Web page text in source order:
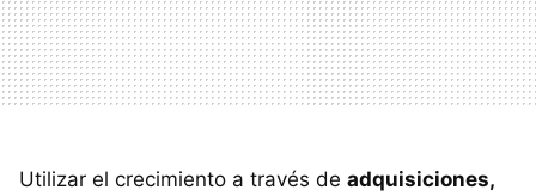
Utilizar el crecimiento a través de adquisiciones,